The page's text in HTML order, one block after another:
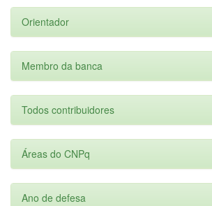
Orientador
Membro da banca
Todos contribuidores
Áreas do CNPq
Ano de defesa